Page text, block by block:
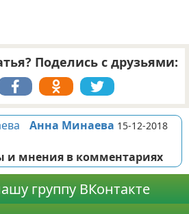
Поделись с друзьями:
Анна Минаева 15-12-2018
и мнения в комментариях
группу ВКонтакте